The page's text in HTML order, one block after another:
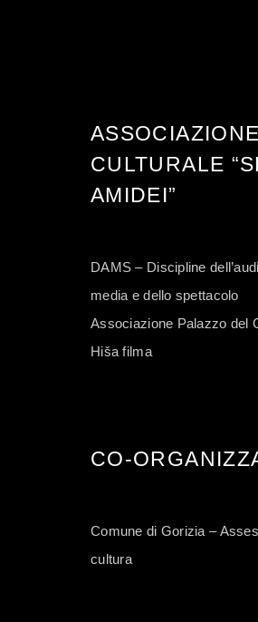
ASSOCIAZIONE
CULTURALE
AMIDEI”
DAMS – Discipline
media e dello spettacolo
Associazione Palazzo del
Hiša filma
CO-
Comune di Gorizia –
cultura